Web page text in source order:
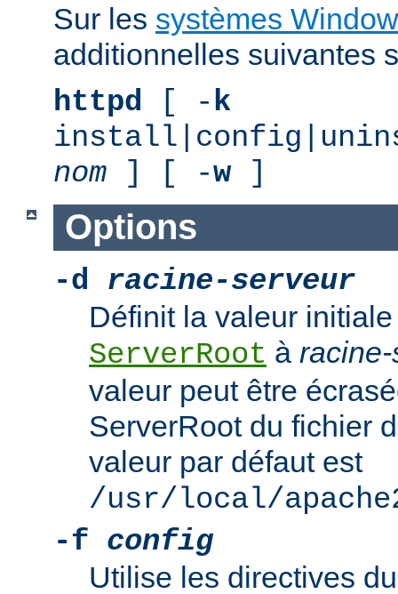
Sur les systèmes
additionnelles suivantes
httpd [ -k
nom ] [ -w]
Options
-d racine-serveur
Définit la valeur
ServerRoot à
valeur peut être
ServerRoot du fichier
valeur par défaut est
/usr/local/
-f config
Utilise les directives